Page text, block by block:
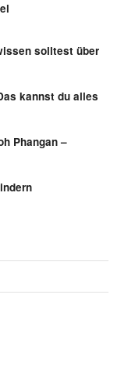
solltest über
kannst du alles
Phangan –